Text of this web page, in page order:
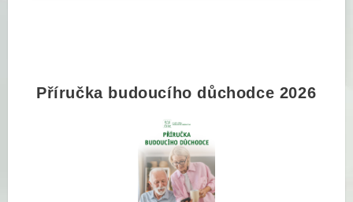
Příručka budoucího důchodce 2026